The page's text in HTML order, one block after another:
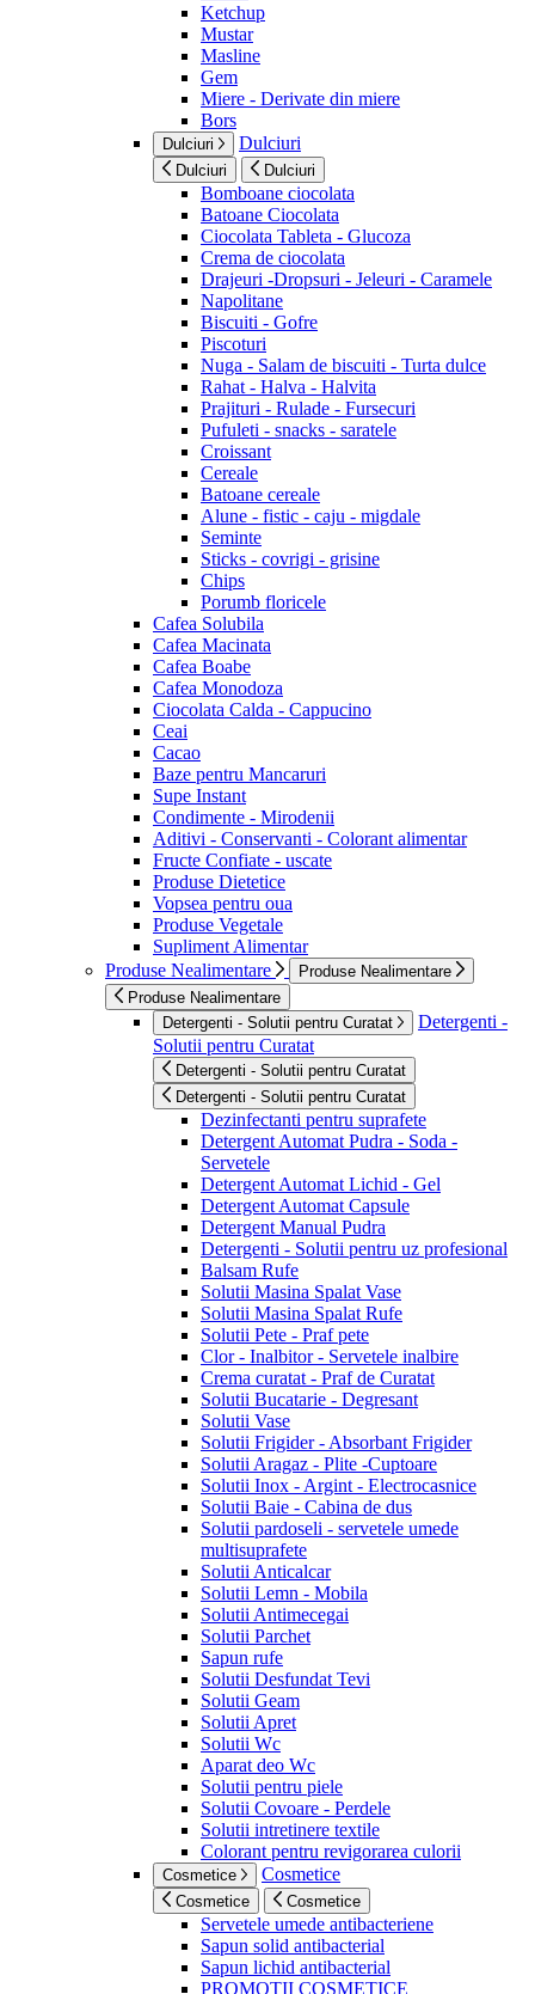
Ketchup
Mustar
Masline
Gem
Miere - Derivate din miere
Bors
Dulciuri Dulciuri
Dulciuri Dulciuri
Bomboane ciocolata
Batoane Ciocolata
Ciocolata Tableta - Glucoza
Crema de ciocolata
Drajeuri -Dropsuri - Jeleuri - Caramele
Napolitane
Biscuiti - Gofre
Piscoturi
Nuga - Salam de biscuiti - Turta dulce
Rahat - Halva - Halvita
Prajituri - Rulade - Fursecuri
Pufuleti - snacks - saratele
Croissant
Cereale
Batoane cereale
Alune - fistic - caju - migdale
Seminte
Sticks - covrigi - grisine
Chips
Porumb floricele
Cafea Solubila
Cafea Macinata
Cafea Boabe
Cafea Monodoza
Ciocolata Calda - Cappucino
Ceai
Cacao
Baze pentru Mancaruri
Supe Instant
Condimente - Mirodenii
Aditivi - Conservanti - Colorant alimentar
Fructe Confiate - uscate
Produse Dietetice
Vopsea pentru oua
Produse Vegetale
Supliment Alimentar
Produse Nealimentare
Produse Nealimentare
Produse Nealimentare
Detergenti - Solutii pentru Curatat
Detergenti -
Solutii pentru Curatat
Detergenti - Solutii pentru Curatat
Detergenti - Solutii pentru Curatat
Dezinfectanti pentru suprafete
Detergent Automat Pudra - Soda -
Servetele
Detergent Automat Lichid - Gel
Detergent Automat Capsule
Detergent Manual Pudra
Detergenti - Solutii pentru uz profesional
Balsam Rufe
Solutii Masina Spalat Vase
Solutii Masina Spalat Rufe
Solutii Pete - Praf pete
Clor - Inalbitor - Servetele inalbire
Crema curatat - Praf de Curatat
Solutii Bucatarie - Degresant
Solutii Vase
Solutii Frigider - Absorbant Frigider
Solutii Aragaz - Plite -Cuptoare
Solutii Inox - Argint - Electrocasnice
Solutii Baie - Cabina de dus
Solutii pardoseli - servetele umede
multisuprafete
Solutii Anticalcar
Solutii Lemn - Mobila
Solutii Antimecegai
Solutii Parchet
Sapun rufe
Solutii Desfundat Tevi
Solutii Geam
Solutii Apret
Solutii Wc
Aparat deo Wc
Solutii pentru piele
Solutii Covoare - Perdele
Solutii intretinere textile
Colorant pentru revigorarea culorii
Cosmetice Cosmetice
Cosmetice Cosmetice
Servetele umede antibacteriene
Sapun solid antibacterial
Sapun lichid antibacterial
PROMOTII COSMETICE